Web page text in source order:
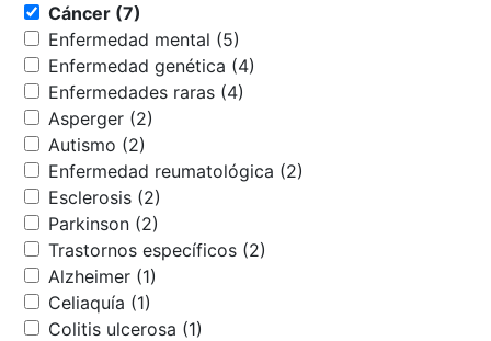
Cáncer (7)
Enfermedad mental (5)
Enfermedad genética (4)
Enfermedades raras (4)
Asperger (2)
Autismo (2)
Enfermedad reumatológica (2)
Esclerosis (2)
Parkinson (2)
Trastornos específicos (2)
Alzheimer (1)
Celiaquía (1)
Colitis ulcerosa (1)